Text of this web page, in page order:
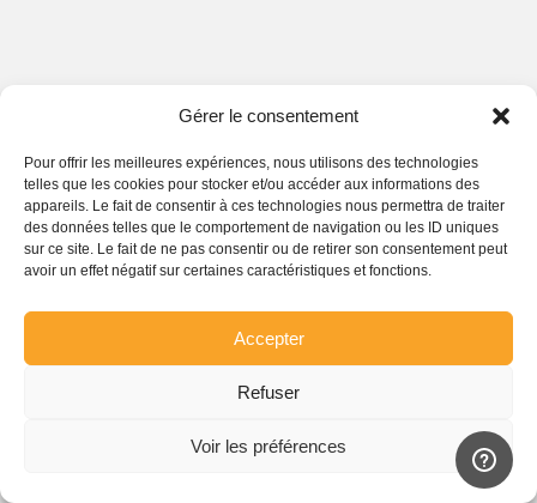
Gérer le consentement
Pour offrir les meilleures expériences, nous utilisons des technologies
telles que les cookies pour stocker et/ou accéder aux informations des
appareils. Le fait de consentir à ces technologies nous permettra de traiter
des données telles que le comportement de navigation ou les ID uniques
sur ce site. Le fait de ne pas consentir ou de retirer son consentement peut
avoir un effet négatif sur certaines caractéristiques et fonctions.
Accepter
Refuser
Voir les préférences